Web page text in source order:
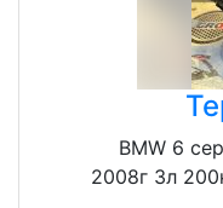
BMW 6
2008г 3л